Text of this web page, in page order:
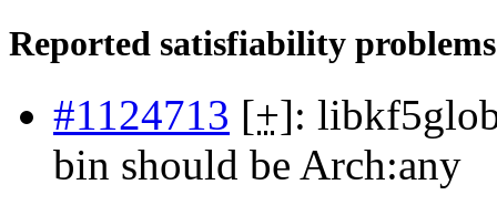
Reported satisfiability problems
#1124713 [+]:
bin should be Arch:any